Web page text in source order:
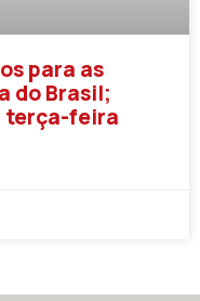
para as
do Brasil;
terça-feira